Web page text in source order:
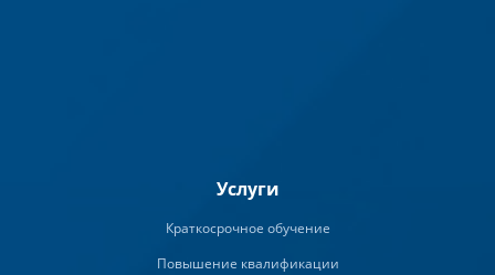
Услуги
Краткосрочное обучение
Повышение квалификации